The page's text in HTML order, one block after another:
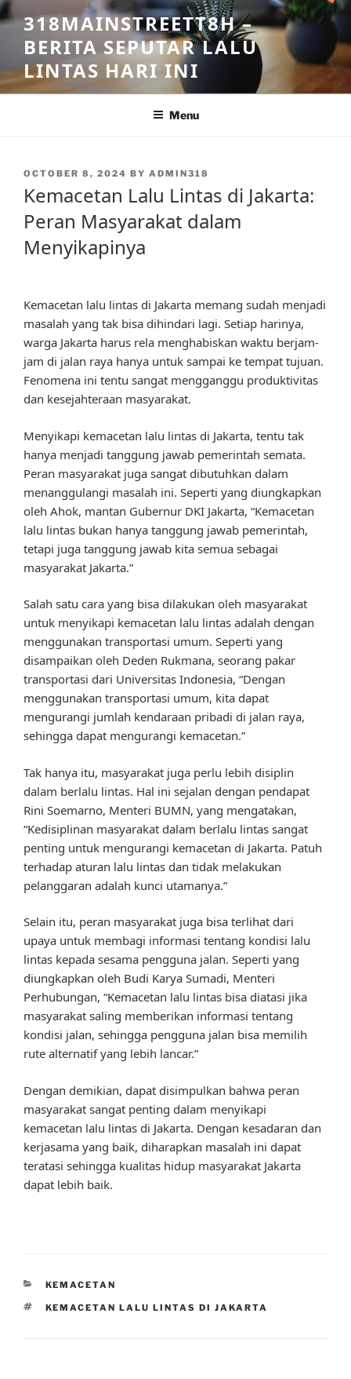
Skip
to
content
318MAINSTREETT8H –
BERITA SEPUTAR LALU
LINTAS HARI INI
Menu
POSTED
OCTOBER 8, 2024 BY ADMIN318
Kemacetan Lalu Lintas di Jakarta:
Peran Masyarakat dalam
Menyikapinya
Kemacetan lalu lintas di Jakarta memang sudah menjadi
masalah yang tak bisa dihindari lagi. Setiap harinya,
warga Jakarta harus rela menghabiskan waktu berjam-
jam di jalan raya hanya untuk sampai ke tempat tujuan.
Fenomena ini tentu sangat mengganggu produktivitas
dan kesejahteraan masyarakat.
Menyikapi kemacetan lalu lintas di Jakarta, tentu tak
hanya menjadi tanggung jawab pemerintah semata.
Peran masyarakat juga sangat dibutuhkan dalam
menanggulangi masalah ini. Seperti yang diungkapkan
oleh Ahok, mantan Gubernur DKI Jakarta, “Kemacetan
lalu lintas bukan hanya tanggung jawab pemerintah,
tetapi juga tanggung jawab kita semua sebagai
masyarakat Jakarta.”
Salah satu cara yang bisa dilakukan oleh masyarakat
untuk menyikapi kemacetan lalu lintas adalah dengan
menggunakan transportasi umum. Seperti yang
disampaikan oleh Deden Rukmana, seorang pakar
transportasi dari Universitas Indonesia, “Dengan
menggunakan transportasi umum, kita dapat
mengurangi jumlah kendaraan pribadi di jalan raya,
sehingga dapat mengurangi kemacetan.”
Tak hanya itu, masyarakat juga perlu lebih disiplin
dalam berlalu lintas. Hal ini sejalan dengan pendapat
Rini Soemarno, Menteri BUMN, yang mengatakan,
“Kedisiplinan masyarakat dalam berlalu lintas sangat
penting untuk mengurangi kemacetan di Jakarta. Patuh
terhadap aturan lalu lintas dan tidak melakukan
pelanggaran adalah kunci utamanya.”
Selain itu, peran masyarakat juga bisa terlihat dari
upaya untuk membagi informasi tentang kondisi lalu
lintas kepada sesama pengguna jalan. Seperti yang
diungkapkan oleh Budi Karya Sumadi, Menteri
Perhubungan, “Kemacetan lalu lintas bisa diatasi jika
masyarakat saling memberikan informasi tentang
kondisi jalan, sehingga pengguna jalan bisa memilih
rute alternatif yang lebih lancar.”
Dengan demikian, dapat disimpulkan bahwa peran
masyarakat sangat penting dalam menyikapi
kemacetan lalu lintas di Jakarta. Dengan kesadaran dan
kerjasama yang baik, diharapkan masalah ini dapat
teratasi sehingga kualitas hidup masyarakat Jakarta
dapat lebih baik.
CATEGORIES
KEMACETAN
TAGS
KEMACETAN LALU LINTAS DI JAKARTA